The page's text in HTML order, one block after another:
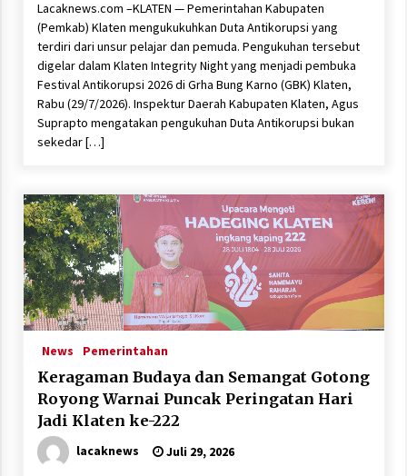
Lacaknews.com –KLATEN — Pemerintahan Kabupaten
(Pemkab) Klaten mengukukuhkan Duta Antikorupsi yang
terdiri dari unsur pelajar dan pemuda. Pengukuhan tersebut
digelar dalam Klaten Integrity Night yang menjadi pembuka
Festival Antikorupsi 2026 di Grha Bung Karno (GBK) Klaten,
Rabu (29/7/2026). Inspektur Daerah Kabupaten Klaten, Agus
Suprapto mengatakan pengukuhan Duta Antikorupsi bukan
sekedar […]
News Pemerintahan
Keragaman Budaya dan Semangat Gotong
Royong Warnai Puncak Peringatan Hari
Jadi Klaten ke-222
lacaknews Juli 29, 2026